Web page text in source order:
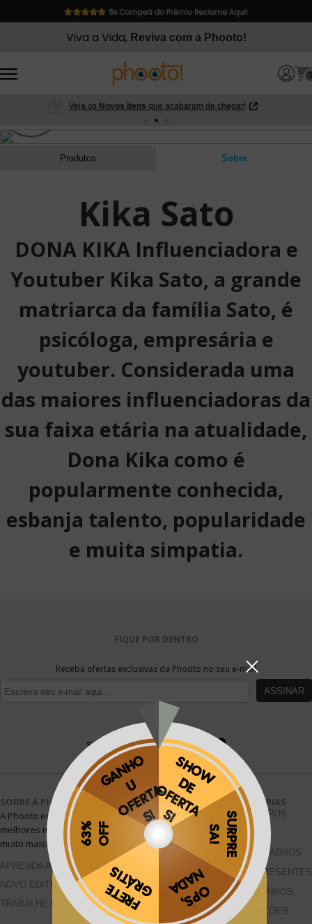
Viva a Vida, Reviva com a Phooto!
0
Veja osNovos Itens que acabaram de chegar!
Produtos Sobre
Kika Sato
DONA KIKA Influenciadora e
Youtuber Kika Sato, a grande
matriarca da família Sato, é
psicóloga, empresária e
youtuber. Considerada uma
das maiores influenciadoras da
sua faixa etária na atualidade,
Dona Kika como é
popularmente conhecida,
esbanja talento, popularidade
e muita simpatia.
FIQUE POR DENTRO
Receba ofertas exclusivas da Phooto no seu e-mail
ASSINAR
Obrigado por se cadastrar na
.
Aproveite e receba as novidades e ofertas exclusivas da?
SIGA A PHOOTO
SOBRE A PHOOTO
A Phooto existe para te ajudar a guardar seus
melhores momentos em fotolivros, revelações e
muito mais!
Conheça mais >>
APRENDA A FAZER
NOVO EDITOR ONLINE
TRABALHE CONOSCO
CATEGORIAS
FOTOLIVROS
FOTOS
FOTO QUADROS
FOTO PRESENTES
CALENDÁRIOS
PROMOÇÕES